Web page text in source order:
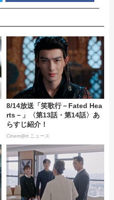
8/14放送「笑歌行－Fated Hea
rts－」〈第13話・第14話〉あ
らすじ紹介！
Cinem@rt ニュース